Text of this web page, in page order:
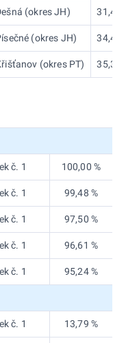
(okres JH) 31,46
(okres JH) 34,48
(okres PT) 35,39
č. 1 100,00 %
č. 1 99,48 %
č. 1 97,50 %
č. 1 96,61 %
č. 1 95,24 %
č. 1 13,79 %